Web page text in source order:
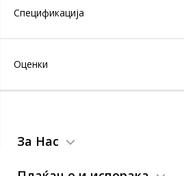
Спецификација
Оценки
За Нас